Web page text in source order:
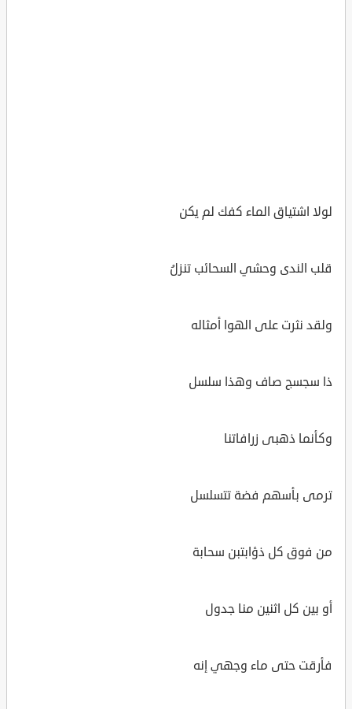
لولا اشتياق الماء كفك لم يكن
قلب الندى وحشي السحائب تنزلُ
ولقد نثرت على الهوا أمثاله
ذا سجسج صاف وهذا سلسل
وكأنما ذهبى زرافاتنا
ترمى بأسهم فضة تتسلسل
من فوق كل ذؤابتبن سحابة
أو بين كل اثنين منا جدول
فأرقت حتى ماء وجهي إنه